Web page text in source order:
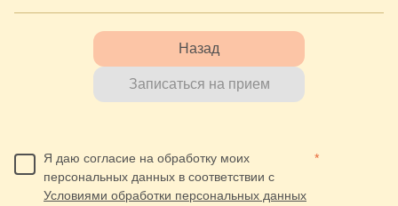
Назад
Записаться на прием
Я даю согласие на обработку моих
персональных данных в соответствии с
Условиями обработки персональных данных
*